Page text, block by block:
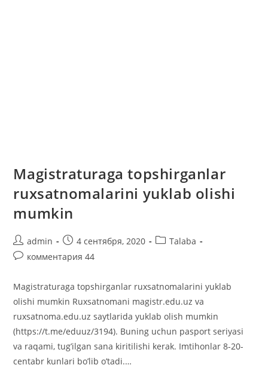
Magistraturaga topshirganlar
ruxsatnomalarini yuklab olishi
mumkin
Автор
записи:
admin
Запись
опубликована:
4 сентября, 2020
Рубрика
Talaba
Комментарии
записи:
комментария 44
Magistraturaga topshirganlar ruxsatnomalarini yuklab
olishi mumkin Ruxsatnomani magistr.edu.uz va
ruxsatnoma.edu.uz saytlarida yuklab olish mumkin
(https://t.me/eduuz/3194). Buning uchun pasport seriyasi
va raqami, tugʼilgan sana kiritilishi kerak. Imtihonlar 8-20-
centabr kunlari boʼlib oʼtadi.…